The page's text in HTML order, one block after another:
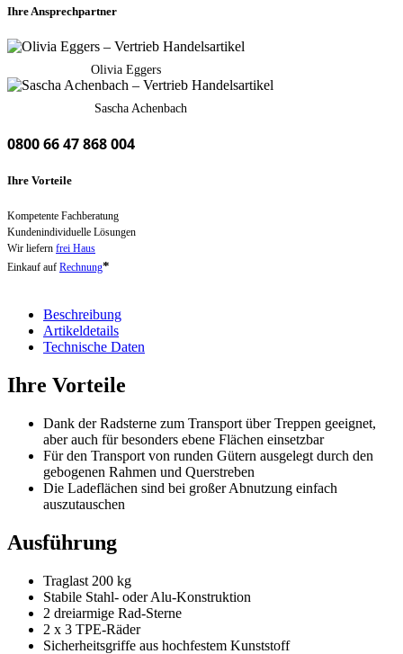
Ihre Ansprechpartner
Olivia Eggers
Sascha Achenbach
0800 66 47 868 004
Ihre Vorteile
Kompetente Fachberatung
Kundenindividuelle Lösungen
Wir liefern frei Haus
Einkauf auf Rechnung*
Beschreibung
Artikeldetails
Technische Daten
Ihre Vorteile
Dank der Radsterne zum Transport über Treppen geeignet,
aber auch für besonders ebene Flächen einsetzbar
Für den Transport von runden Gütern ausgelegt durch den
gebogenen Rahmen und Querstreben
Die Ladeflächen sind bei großer Abnutzung einfach
auszutauschen
Ausführung
Traglast 200 kg
Stabile Stahl- oder Alu-Konstruktion
2 dreiarmige Rad-Sterne
2 x 3 TPE-Räder
Sicherheitsgriffe aus hochfestem Kunststoff